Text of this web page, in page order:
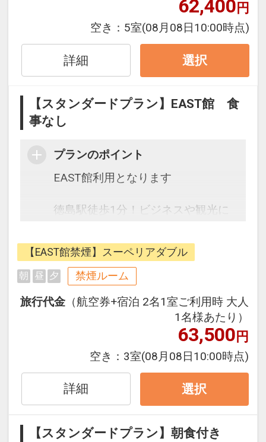
マートテレビ、サータ社のマットレ
スなどリラックスいただけるアイテ
最上階には天然温泉大浴場！
源泉100％！地下から湧き出る天然
62,400円
空き： 5室(08月08日10:00時点)
詳細 選択
【スタンダードプラン】EAST館 食
事なし
プランのポイント
EAST館利用となります
徳島駅徒歩1分！ビジネスや観光に
空港リムジンバス・高速バス・路線
バス・フェリー・JRなど非常にアク
セスの良い立地。
広くゆったりとした客室はすべての
客室にWi-Fi・有線LANを完備してお
り、お客様のビジネスシーンをサポ
また、NETFLIXやYouTube対応のス
マートテレビ、サータ社のマットレ
スなどリラックスいただけるアイテ
ムを取り揃えております。
源泉100％！地下から湧き出る天然
【EAST館禁煙】スーペリアダブル
朝 昼 夕 禁煙ルーム
旅行代金 （航空券+宿泊 2名1室ご利用時 大人
1名様あたり）
63,500円
空き： 3室(08月08日10:00時点)
詳細 選択
【スタンダードプラン】朝食付き